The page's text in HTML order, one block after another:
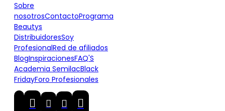
Sobre
nosotrosContactoPrograma
Beautys
DistribuidoresSoy
ProfesionalRed de afiliados
BlogInspiracionesFAQ'S
Academia SemilacBlack
FridayForo Profesionales